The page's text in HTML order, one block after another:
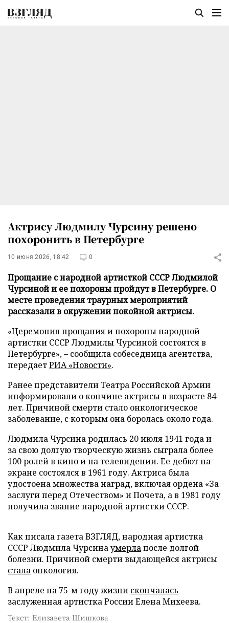
Актрису Людмилу Чурсину решено
похоронить в Петербурге
10 июня 2026, 18:42 0
Прощание с народной артисткой СССР Людмилой
Чурсиной и ее похороны пройдут в Петербурге. О
месте проведения траурных мероприятий
рассказали в окружении покойной актрисы.
«Церемония прощания и похороны народной
артистки СССР Людмилы Чурсиной состоятся в
Петербурге», – сообщила собеседница агентства,
передаетРИА «Новости».
Ранее представители Театра Российской Армии
информировали о кончине актрисы в возрасте 84
лет. Причиной смерти стало онкологическое
заболевание, с которым она боролась около года.
Людмила Чурсина родилась 20 июля 1941 года и
за свою долгую творческую жизнь сыграла более
100 ролей в кино и на телевидении. Ее дебют на
экране состоялся в 1961 году. Актриса была
удостоена множества наград, включая ордена «За
заслуги перед Отечеством» и Почета, а в 1981 году
получила звание народной артистки СССР.
Как писала газета ВЗГЛЯД, народная артистка
СССР Людмила Чурсинаумерлапосле долгой
болезни. Причиной смерти выдающейся актрисы
стала онкология.
В апреле на 75-м году жизни скончалась
заслуженная артистка России Елена Михеева.
Текст: Елизавета Шишкова